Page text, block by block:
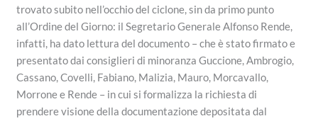
trovato subito nell’occhio del ciclone, sin da primo punto
all’Ordine del Giorno: il Segretario Generale Alfonso Rende,
infatti, ha dato lettura del documento – che è stato firmato e
presentato dai consiglieri di minoranza Guccione, Ambrogio,
Cassano, Covelli, Fabiano, Malizia, Mauro, Morcavallo,
Morrone e Rende – in cui si formalizza la richiesta di
prendere visione della documentazione depositata dal